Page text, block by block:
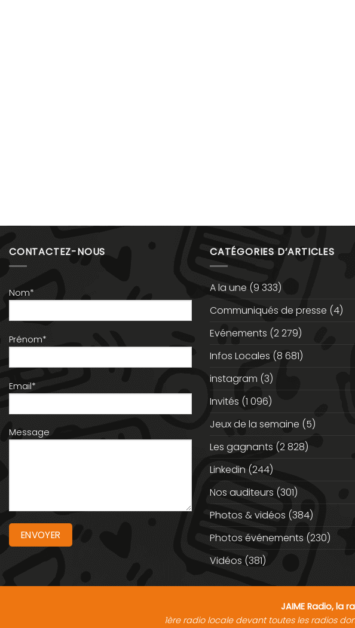
CONTACTEZ-NOUS
Nom*
Prénom*
Email*
Message
CATÉGORIES D’ARTICLES
A la une (9 333)
Communiqués de presse (4)
Evénements (2 279)
Infos Locales (8 681)
instagram (3)
Invités (1 096)
Jeux de la semaine (5)
Les gagnants (2 828)
Linkedin (244)
Nos auditeurs (301)
Photos & vidéos (384)
Photos événements (230)
Vidéos (381)
JAIME Radio, la
1ère radio locale devant toutes les radios